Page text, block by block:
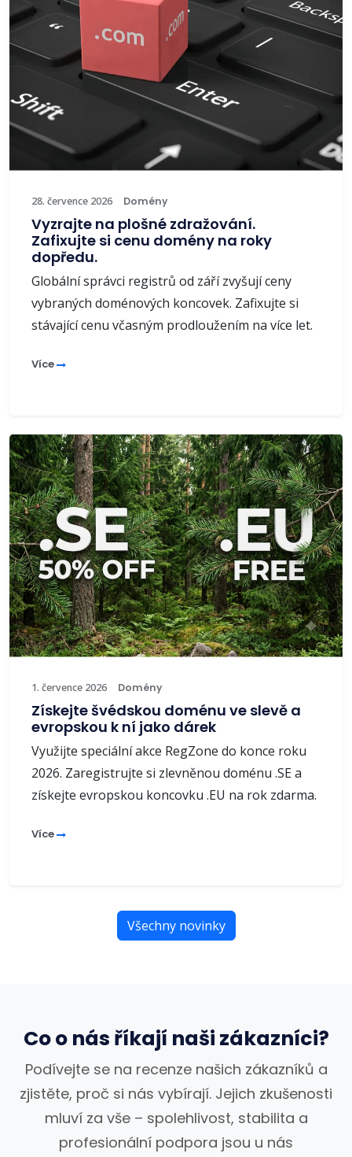
28. července 2026 Domény
Vyzrajte na plošné zdražování.
Zafixujte si cenu domény na roky
dopředu.
Globální správci registrů od září zvyšují ceny
vybraných doménových koncovek. Zafixujte si
stávající cenu včasným prodloužením na více let.
Více
1. července 2026 Domény
Získejte švédskou doménu ve slevě a
evropskou k ní jako dárek
Využijte speciální akce RegZone do konce roku
2026. Zaregistrujte si zlevněnou doménu .SE a
získejte evropskou koncovku .EU na rok zdarma.
Více
Všechny novinky
Co o nás říkají naši zákazníci?
Podívejte se na recenze našich zákazníků a
zjistěte, proč si nás vybírají. Jejich zkušenosti
mluví za vše – spolehlivost, stabilita a
profesionální podpora jsou u nás